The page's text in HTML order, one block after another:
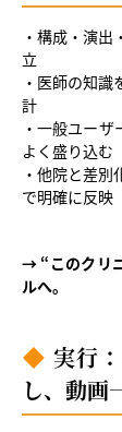
・構成・演
立
・医師の知
計
・一般ユー
よく盛り込む
・他院と差
で明確に反映
→ “このクリ
ルへ。
実行
し、動画